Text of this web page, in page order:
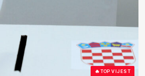
🔥TOP VIJEST